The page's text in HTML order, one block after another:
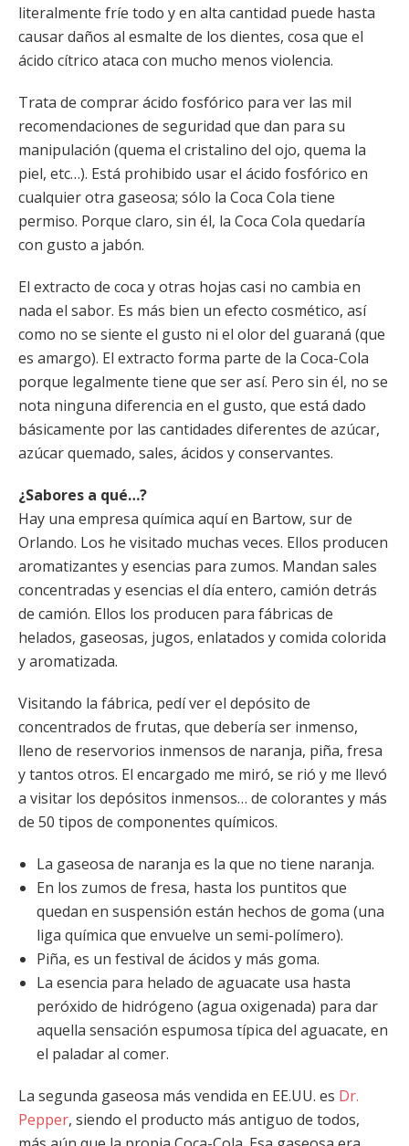
literalmente fríe todo y en alta cantidad puede hasta
causar daños al esmalte de los dientes, cosa que el
ácido cítrico ataca con mucho menos violencia.
Trata de comprar ácido fosfórico para ver las mil
recomendaciones de seguridad que dan para su
manipulación (quema el cristalino del ojo, quema la
piel, etc…). Está prohibido usar el ácido fosfórico en
cualquier otra gaseosa; sólo la Coca Cola tiene
permiso. Porque claro, sin él, la Coca Cola quedaría
con gusto a jabón.
El extracto de coca y otras hojas casi no cambia en
nada el sabor. Es más bien un efecto cosmético, así
como no se siente el gusto ni el olor del guaraná (que
es amargo). El extracto forma parte de la Coca-Cola
porque legalmente tiene que ser así. Pero sin él, no se
nota ninguna diferencia en el gusto, que está dado
básicamente por las cantidades diferentes de azúcar,
azúcar quemado, sales, ácidos y conservantes.
¿Sabores a qué…?
Hay una empresa química aquí en Bartow, sur de
Orlando. Los he visitado muchas veces. Ellos producen
aromatizantes y esencias para zumos. Mandan sales
concentradas y esencias el día entero, camión detrás
de camión. Ellos los producen para fábricas de
helados, gaseosas, jugos, enlatados y comida colorida
y aromatizada.
Visitando la fábrica, pedí ver el depósito de
concentrados de frutas, que debería ser inmenso,
lleno de reservorios inmensos de naranja, piña, fresa
y tantos otros. El encargado me miró, se rió y me llevó
a visitar los depósitos inmensos… de colorantes y más
de 50 tipos de componentes químicos.
La gaseosa de naranja es la que no tiene naranja.
En los zumos de fresa, hasta los puntitos que
quedan en suspensión están hechos de goma (una
liga química que envuelve un semi-polímero).
Piña, es un festival de ácidos y más goma.
La esencia para helado de aguacate usa hasta
peróxido de hidrógeno (agua oxigenada) para dar
aquella sensación espumosa típica del aguacate, en
el paladar al comer.
La segunda gaseosa más vendida en EE.UU. es Dr.
Pepper, siendo el producto más antiguo de todos,